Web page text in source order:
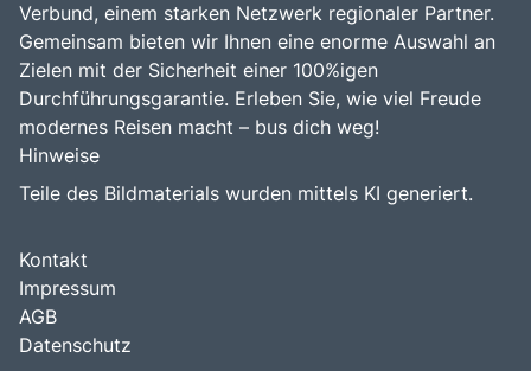
Verbund, einem starken Netzwerk regionaler Partner.
Gemeinsam bieten wir Ihnen eine enorme Auswahl an
Zielen mit der Sicherheit einer 100%igen
Durchführungsgarantie. Erleben Sie, wie viel Freude
modernes Reisen macht – bus dich weg!
Hinweise
Teile des Bildmaterials wurden mittels KI generiert.
Kontakt
Impressum
AGB
Datenschutz